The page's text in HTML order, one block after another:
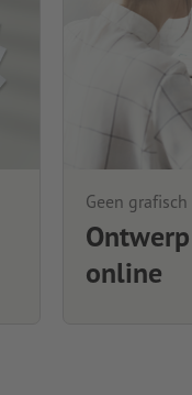
Geen
online